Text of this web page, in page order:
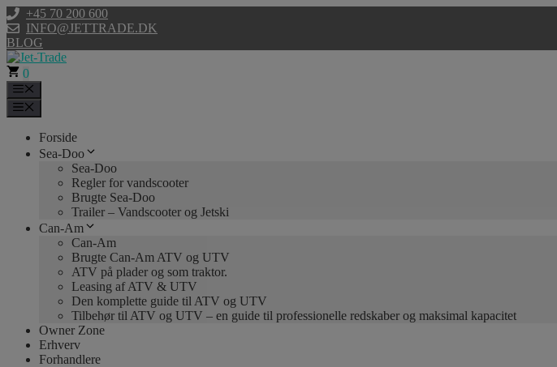
Hop
til
indhold
+45 70 200 600
INFO@JETTRADE.DK
BLOG
0
Forside
Sea-Doo
Sea-Doo
Regler for vandscooter
Brugte Sea-Doo
Trailer – Vandscooter og Jetski
Can-Am
Can-Am
Brugte Can-Am ATV og UTV
ATV på plader og som traktor.
Leasing af ATV & UTV
Den komplette guide til ATV og UTV
Tilbehør til ATV og UTV – en guide til professionelle redskaber og maksimal kapacitet
Owner Zone
Erhverv
Forhandlere